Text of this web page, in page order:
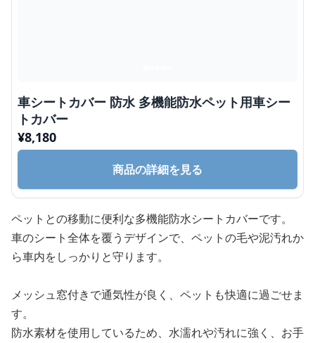
車シートカバー 防水 多機能防水ペット用車シー
トカバー
¥8,180
商品の詳細を見る
ペットとの移動に便利な多機能防水シートカバーです。
車のシート全体を覆うデザインで、ペットの毛や泥汚れか
ら車内をしっかりと守ります。
メッシュ窓付きで通気性が良く、ペットも快適に過ごせま
す。
防水素材を使用しているため、水濡れや汚れに強く、お手